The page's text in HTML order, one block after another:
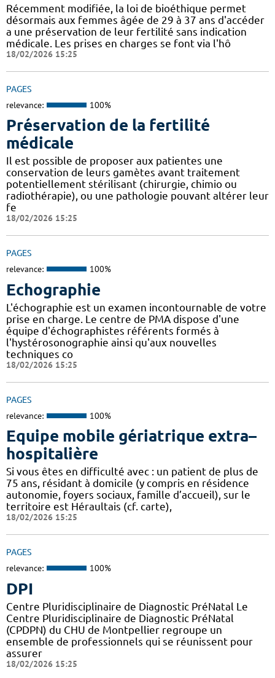
Récemment modifiée, la loi de bioéthique permet
désormais aux femmes âgée de 29 à 37 ans d'accéder
a une préservation de leur fertilité sans indication
médicale. Les prises en charges se font via l'hô
18/02/2026 15:25
PAGES
relevance: 100%
Préservation de la fertilité
médicale
Il est possible de proposer aux patientes une
conservation de leurs gamètes avant traitement
potentiellement stérilisant (chirurgie, chimio ou
radiothérapie), ou une pathologie pouvant altérer leur
fe
18/02/2026 15:25
PAGES
relevance: 100%
Echographie
L'échographie est un examen incontournable de votre
prise en charge. Le centre de PMA dispose d'une
équipe d'échographistes référents formés à
l'hystérosonographie ainsi qu'aux nouvelles
techniques co
18/02/2026 15:25
PAGES
relevance: 100%
Equipe mobile gériatrique extra–
hospitalière
Si vous êtes en difficulté avec : un patient de plus de
75 ans, résidant à domicile (y compris en résidence
autonomie, foyers sociaux, famille d’accueil), sur le
territoire est Héraultais (cf. carte),
18/02/2026 15:25
PAGES
relevance: 100%
DPI
Centre Pluridisciplinaire de Diagnostic PréNatal Le
Centre Pluridisciplinaire de Diagnostic PréNatal
(CPDPN) du CHU de Montpellier regroupe un
ensemble de professionnels qui se réunissent pour
assurer
18/02/2026 15:25